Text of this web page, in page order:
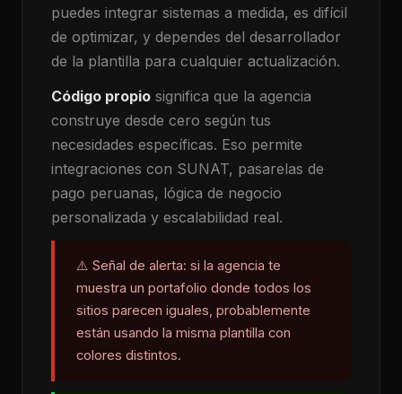
puedes integrar sistemas a medida, es difícil
de optimizar, y dependes del desarrollador
de la plantilla para cualquier actualización.
Código propio significa que la agencia
construye desde cero según tus
necesidades específicas. Eso permite
integraciones con SUNAT, pasarelas de
pago peruanas, lógica de negocio
personalizada y escalabilidad real.
⚠️ Señal de alerta: si la agencia te
muestra un portafolio donde todos los
sitios parecen iguales, probablemente
están usando la misma plantilla con
colores distintos.